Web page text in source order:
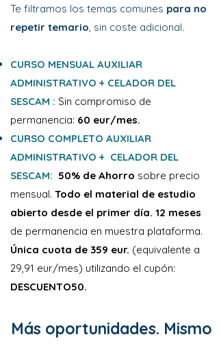
Te filtramos los temas comunes para no
repetir temario, sin coste adicional.
CURSO MENSUAL AUXILIAR
ADMINISTRATIVO + CELADOR DEL
SESCAM : Sin compromiso de
permanencia: 60 eur/mes.
CURSO COMPLETO AUXILIAR
ADMINISTRATIVO + CELADOR DEL
SESCAM: 50% de Ahorro sobre precio
mensual. Todo el material de estudio
abierto desde el primer día. 12 meses
de permanencia en muestra plataforma.
Única cuota de 359 eur. (equivalente a
29,91 eur/mes) utilizando el cupón:
DESCUENTO50.
Más oportunidades. Mismo